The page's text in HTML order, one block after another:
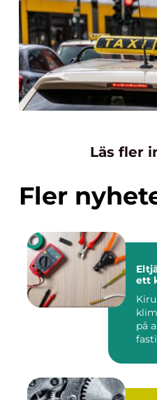
Läs fler
Fler
ett
på